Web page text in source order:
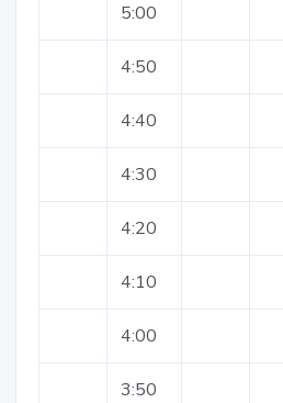
5:00
4:50
4:40
4:30
4:20
4:10
4:00
3:50